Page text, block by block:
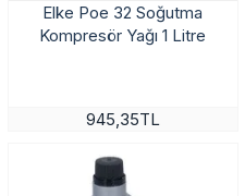
Elke Poe 32 Soğutma
Kompresör Yağı 1 Litre
945,35TL